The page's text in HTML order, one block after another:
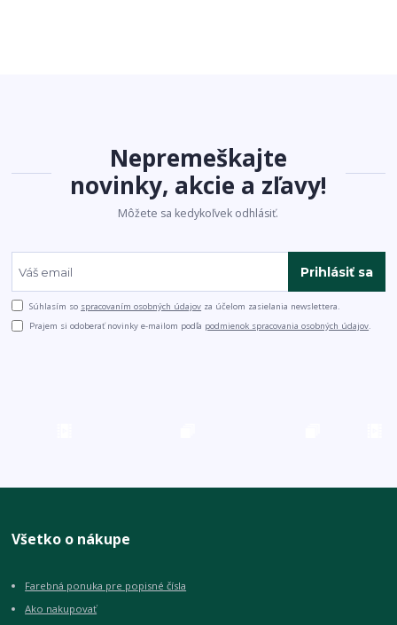
Nepremeškajte
novinky, akcie a zľavy!
Môžete sa kedykoľvek odhlásiť.
Prihlásiť sa
Súhlasím so spracovaním osobných údajov za účelom zasielania newslettera.
Prajem si odoberať novinky e-mailom podľa podmienok spracovania osobných údajov.
Všetko o nákupe
Farebná ponuka pre popisné čísla
Ako nakupovať